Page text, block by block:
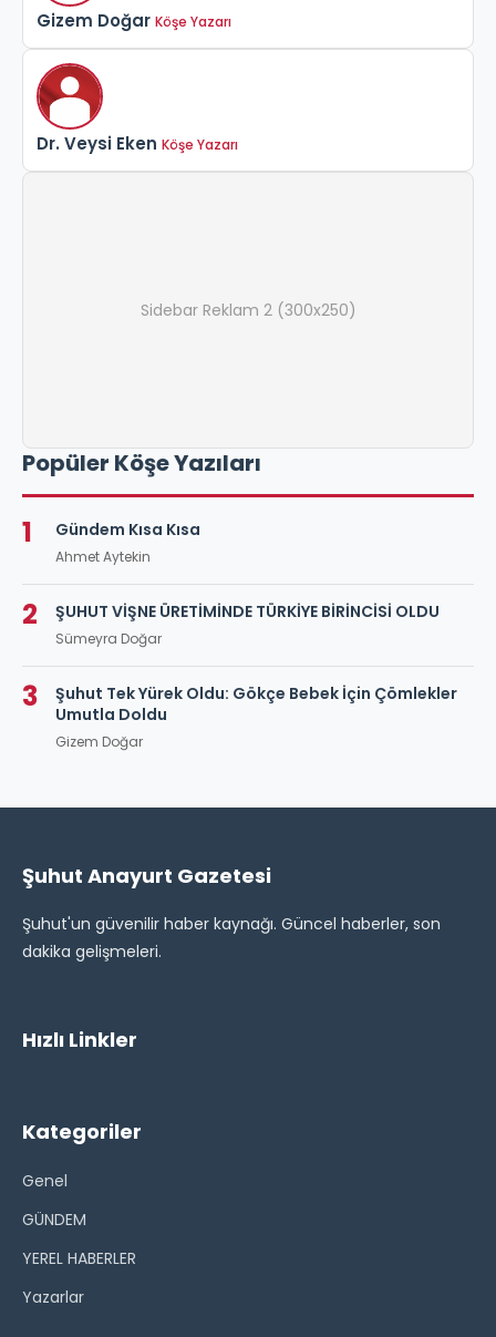
Gizem Doğar Köşe Yazarı
Dr. Veysi Eken Köşe Yazarı
Sidebar Reklam 2 (300x250)
Popüler Köşe Yazıları
1 Gündem Kısa Kısa
Ahmet Aytekin
2 ŞUHUT VİŞNE ÜRETİMİNDE TÜRKİYE BİRİNCİSİ OLDU
Sümeyra Doğar
3
Şuhut Tek Yürek Oldu: Gökçe Bebek İçin Çömlekler
Umutla Doldu
Gizem Doğar
Şuhut Anayurt Gazetesi
Şuhut'un güvenilir haber kaynağı. Güncel haberler, son
dakika gelişmeleri.
Hızlı Linkler
Kategoriler
Genel
GÜNDEM
YEREL HABERLER
Yazarlar